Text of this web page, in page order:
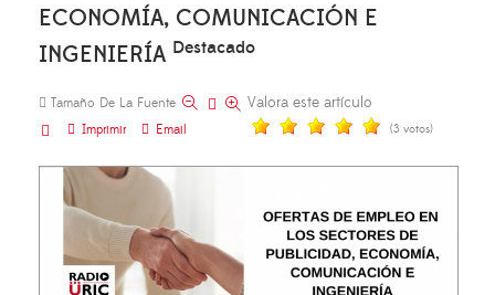
ECONOMÍA, COMUNICACIÓN E
INGENIERÍA Destacado
Tamaño De La Fuente
Imprimir
Email
Valora este artículo
(3 votos)